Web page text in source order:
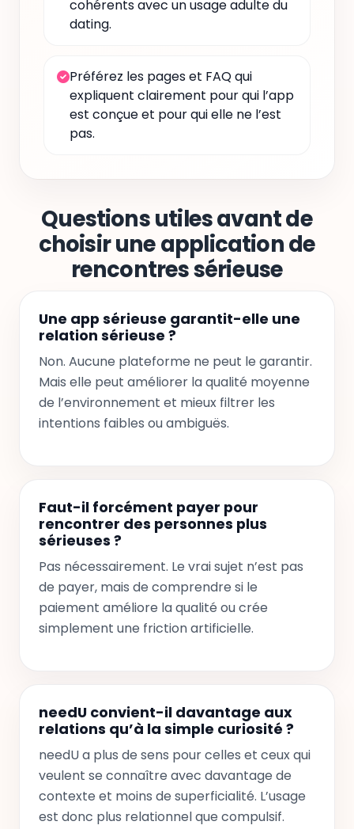
cohérents avec un usage adulte du
dating.
Préférez les pages et FAQ qui
expliquent clairement pour qui l’app
est conçue et pour qui elle ne l’est
pas.
Questions utiles avant de
choisir une application de
rencontres sérieuse
Une app sérieuse garantit-elle une
relation sérieuse ?
Non. Aucune plateforme ne peut le garantir.
Mais elle peut améliorer la qualité moyenne
de l’environnement et mieux filtrer les
intentions faibles ou ambiguës.
Faut-il forcément payer pour
rencontrer des personnes plus
sérieuses ?
Pas nécessairement. Le vrai sujet n’est pas
de payer, mais de comprendre si le
paiement améliore la qualité ou crée
simplement une friction artificielle.
needU convient-il davantage aux
relations qu’à la simple curiosité ?
needU a plus de sens pour celles et ceux qui
veulent se connaître avec davantage de
contexte et moins de superficialité. L’usage
est donc plus relationnel que compulsif.